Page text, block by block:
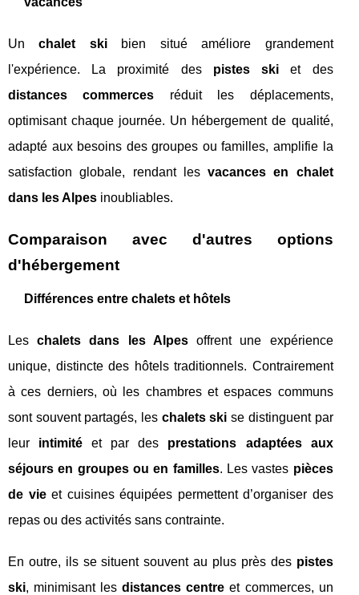
Unchalet skibien situé améliore grandement
l'expérience. La proximité des pistes ski et des
distances commerces réduit les déplacements,
optimisant chaque journée. Un hébergement de qualité,
adapté aux besoins des groupes ou familles, amplifie la
satisfaction globale, rendant lesvacances en chalet
dans les Alpes inoubliables.
Comparaison avec d'autres options
d'hébergement
Différences entre chalets et hôtels
Leschalets dans les Alpesoffrent une expérience
unique, distincte des hôtels traditionnels. Contrairement
à ces derniers, où les chambres et espaces communs
sont souvent partagés, les chalets ski se distinguent par
leur intimité et par des prestations adaptées aux
séjours en groupes ou en familles. Les vastes pièces
de vieet cuisines équipées permettent d’organiser des
repas ou des activités sans contrainte.
En outre, ils se situent souvent au plus près des pistes
ski, minimisant lesdistances centre et commerces, un